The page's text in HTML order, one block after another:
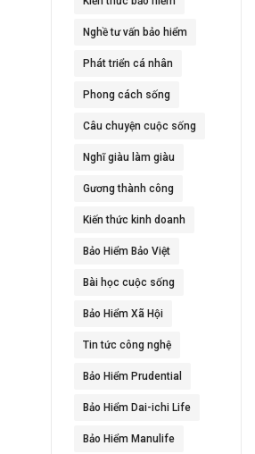
Nghề tư vấn bảo hiểm
Phát triển cá nhân
Phong cách sống
Câu chuyện cuộc sống
Nghĩ giàu làm giàu
Gương thành công
Kiến thức kinh doanh
Bảo Hiểm Bảo Việt
Bài học cuộc sống
Bảo Hiểm Xã Hội
Tin tức công nghệ
Bảo Hiểm Prudential
Bảo Hiểm Dai-ichi Life
Bảo Hiểm Manulife